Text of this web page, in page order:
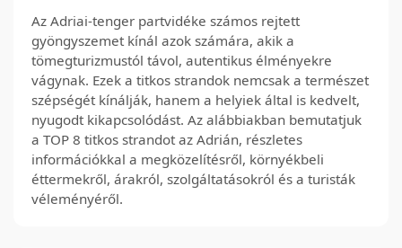
Az Adriai-tenger partvidéke számos rejtett
gyöngyszemet kínál azok számára, akik a
tömegturizmustól távol, autentikus élményekre
vágynak. Ezek a titkos strandok nemcsak a természet
szépségét kínálják, hanem a helyiek által is kedvelt,
nyugodt kikapcsolódást. Az alábbiakban bemutatjuk
a TOP 8 titkos strandot az Adrián, részletes
információkkal a megközelítésről, környékbeli
éttermekről, árakról, szolgáltatásokról és a turisták
véleményéről.